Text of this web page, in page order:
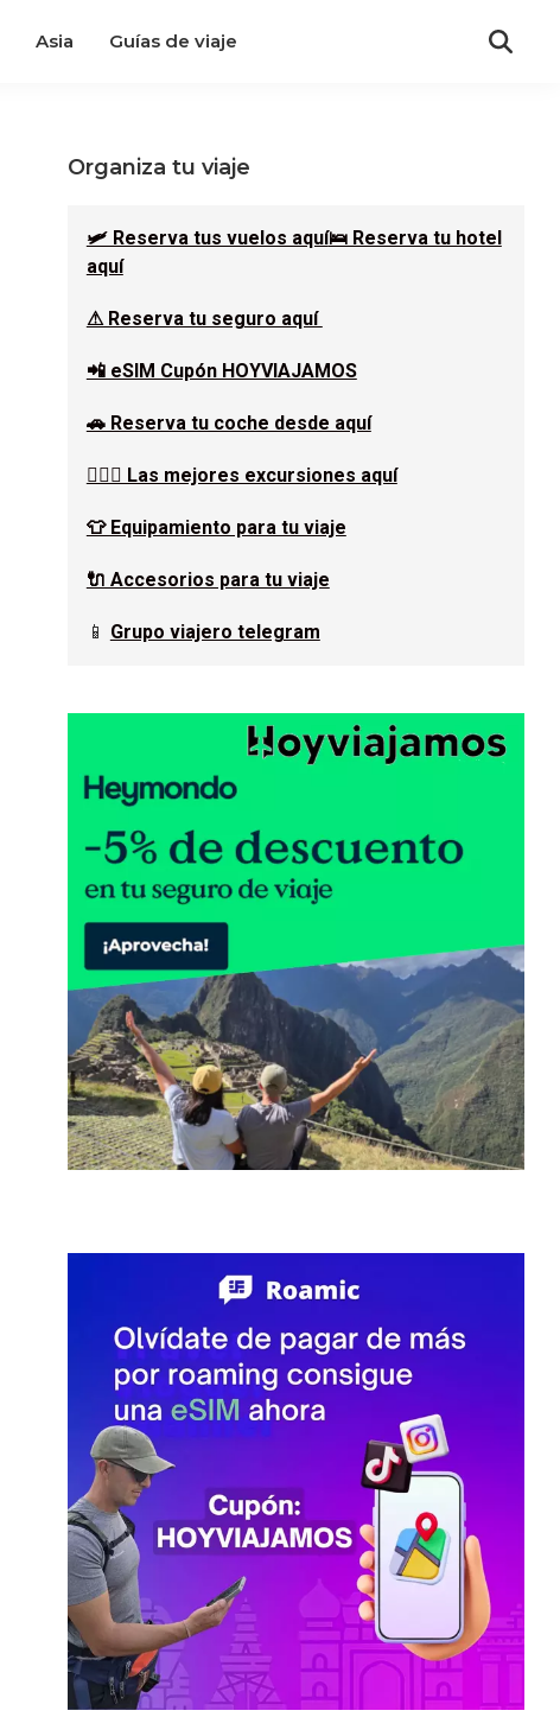
Asia Guías de viaje
Barra
lateral
principal
Organiza tu viaje
🛩 Reserva tus vuelos aquí🛌 Reserva tu hotel
aquí
⚠ Reserva tu seguro aquí
📲 eSIM Cupón HOYVIAJAMOS
🚗 Reserva tu coche desde aquí
🚶🏿‍♂️ Las mejores excursiones aquí
👕 Equipamiento para tu viaje
🔌 Accesorios para tu viaje
📱 Grupo viajero telegram